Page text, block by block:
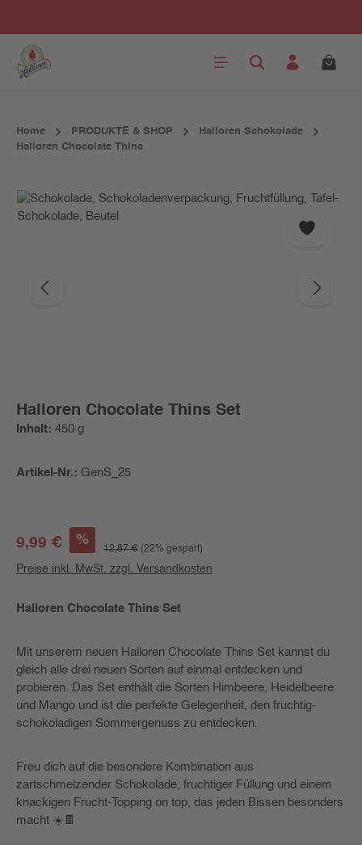
Home PRODUKTE & SHOP
Halloren Schokolade
Halloren Chocolate Thins
Bildergalerie überspringen
Halloren Chocolate Thins Set
Inhalt: 450 g
Artikel-Nr.: GenS_25
Verkaufspreis:
9,99 € %
12,87 € (22% gespart)
Preise inkl. MwSt. zzgl. Versandkosten
Halloren Chocolate Thins Set
Mit unserem neuen Halloren Chocolate Thins Set kannst du
gleich alle drei neuen Sorten auf einmal entdecken und
probieren. Das Set enthält die Sorten Himbeere, Heidelbeere
und Mango und ist die perfekte Gelegenheit, den fruchtig-
schokoladigen Sommergenuss zu entdecken.
Freu dich auf die besondere Kombination aus
zartschmelzender Schokolade, fruchtiger Füllung und einem
knackigen Frucht-Topping on top, das jeden Bissen besonders
macht ☀️🍫